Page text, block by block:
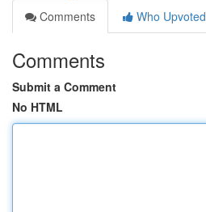
Comments
Who Upvoted
Comments
Submit a Comment
No HTML